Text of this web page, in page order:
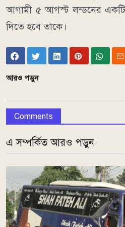
আগামী ৫ আগস্ট লন্ডনের একটি
দিতে হবে তাকে।
আরও পড়ুন
Comments
এ সম্পর্কিত আরও পড়ুন